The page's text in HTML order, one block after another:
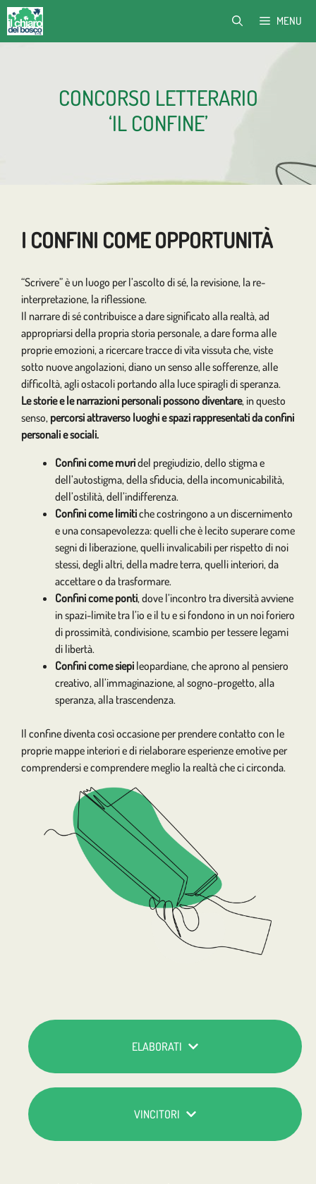
Vai
contenuto
MENU
CONCORSO LETTERARIO
‘IL CONFINE’
I CONFINI COME OPPORTUNITÀ
“Scrivere” è un luogo per l’ascolto di sé, la revisione, la re-
interpretazione, la riflessione.
Il narrare di sé contribuisce a dare significato alla realtà, ad
appropriarsi della propria storia personale, a dare forma alle
proprie emozioni, a ricercare tracce di vita vissuta che, viste
sotto nuove angolazioni, diano un senso alle sofferenze, alle
difficoltà, agli ostacoli portando alla luce spiragli di speranza.
Le storie e le narrazioni personali possono diventare, in questo
senso, percorsi attraverso luoghi e spazi rappresentati da confini
personali e sociali.
Confini come muridel pregiudizio, dello stigma e
dell’autostigma, della sfiducia, della incomunicabilità,
dell’ostilità, dell’indifferenza.
Confini come limitiche costringono a un discernimento
e una consapevolezza: quelli che è lecito superare come
segni di liberazione, quelli invalicabili per rispetto di noi
stessi, degli altri, della madre terra, quelli interiori, da
accettare o da trasformare.
Confini come ponti, dove l’incontro tra diversità avviene
in spazi-limite tra l’io e il tu e si fondono in un noi foriero
di prossimità, condivisione, scambio per tessere legami
di libertà.
Confini come siepi leopardiane, che aprono al pensiero
creativo, all’immaginazione, al sogno-progetto, alla
speranza, alla trascendenza.
Il confine diventa così occasione per prendere contatto con le
proprie mappe interiori e di rielaborare esperienze emotive per
comprendersi e comprendere meglio la realtà che ci circonda.
ELABORATI
VINCITORI